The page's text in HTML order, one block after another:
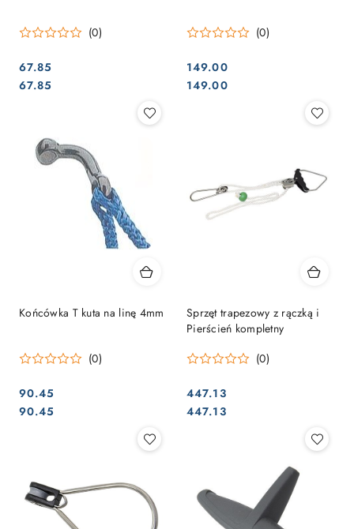
(0)
Cena:
67.85
Cena:
67.85
(0)
Cena:
149.00
Cena:
149.00
Końcówka T kuta na linę 4mm
(0)
Cena:
90.45
Cena:
90.45
Sprzęt trapezowy z rączką i
Pierścień kompletny
(0)
Cena:
447.13
Cena:
447.13